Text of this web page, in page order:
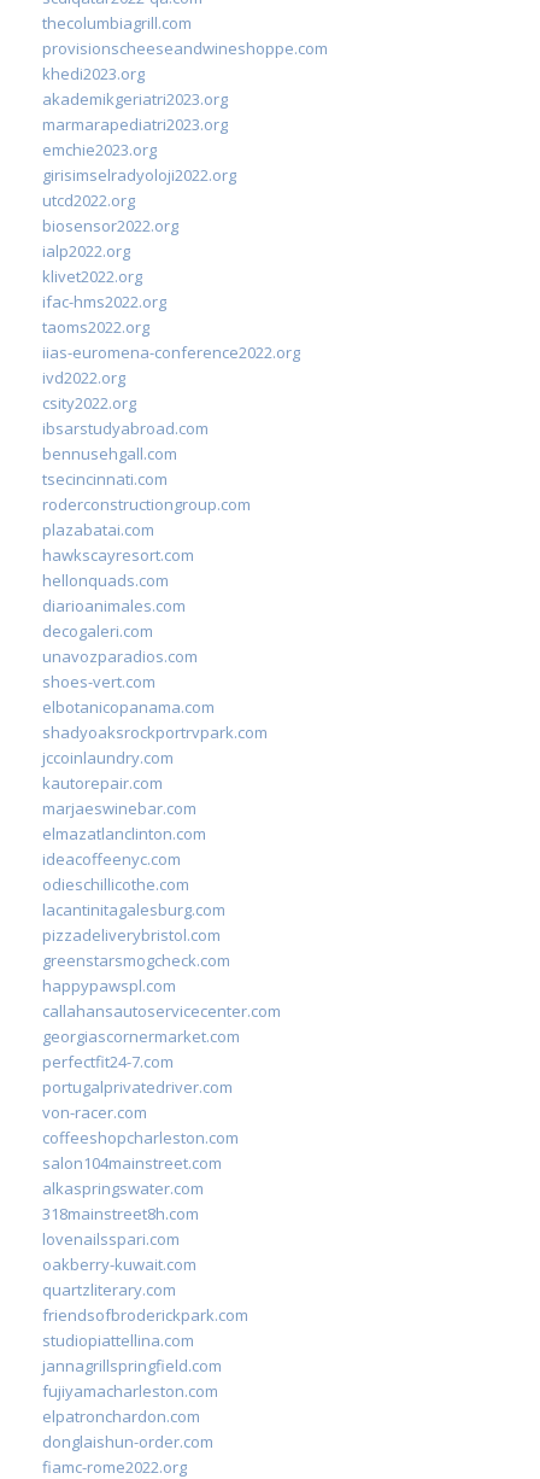
thecolumbiagrill.com
provisionscheeseandwineshoppe.com
khedi2023.org
akademikgeriatri2023.org
marmarapediatri2023.org
emchie2023.org
girisimselradyoloji2022.org
utcd2022.org
biosensor2022.org
ialp2022.org
klivet2022.org
ifac-hms2022.org
taoms2022.org
iias-euromena-conference2022.org
ivd2022.org
csity2022.org
ibsarstudyabroad.com
bennusehgall.com
tsecincinnati.com
roderconstructiongroup.com
plazabatai.com
hawkscayresort.com
hellonquads.com
diarioanimales.com
decogaleri.com
unavozparadios.com
shoes-vert.com
elbotanicopanama.com
shadyoaksrockportrvpark.com
jccoinlaundry.com
kautorepair.com
marjaeswinebar.com
elmazatlanclinton.com
ideacoffeenyc.com
odieschillicothe.com
lacantinitagalesburg.com
pizzadeliverybristol.com
greenstarsmogcheck.com
happypawspl.com
callahansautoservicecenter.com
georgiascornermarket.com
perfectfit24-7.com
portugalprivatedriver.com
von-racer.com
coffeeshopcharleston.com
salon104mainstreet.com
alkaspringswater.com
318mainstreet8h.com
lovenailsspari.com
oakberry-kuwait.com
quartzliterary.com
friendsofbroderickpark.com
studiopiattellina.com
jannagrillspringfield.com
fujiyamacharleston.com
elpatronchardon.com
donglaishun-order.com
fiamc-rome2022.org